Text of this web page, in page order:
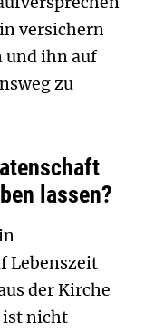
versichern
und ihn auf
zu
lassen?
Lebenszeit
der Kirche
ist nicht